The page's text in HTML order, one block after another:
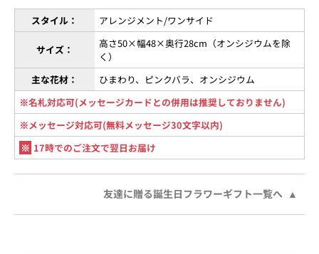
スタイル： アレンジメント/ワンサイド
サイズ：
高さ50×幅48×奥行28cm（オンシジウムを除
く）
主な花材：
ひまわり、ピンクバラ、オンシジウム
※名札対応可(メッセージカードとの併用は推奨しておりません)
※メッセージ対応可(無料メッセージ30文字以内)
※ 17時でのご注文で翌日お届け
友達に贈る誕生日フラワーギフト一覧へ